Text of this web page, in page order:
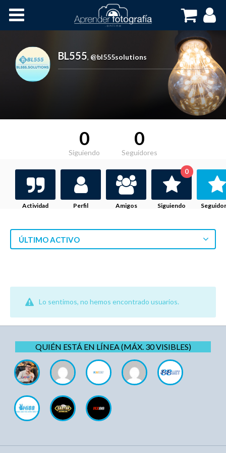
Cursos OnLine
BL555, @bl555solutions
0
Siguiendo
0
Seguidores
Actividad Perfil Amigos Siguiendo
0
ÚLTIMO ACTIVO
Lo sentimos, no hemos encontrado usuarios.
QUIÉN ESTÁ EN LÍNEA (MÁX. 30 VISIBLES)